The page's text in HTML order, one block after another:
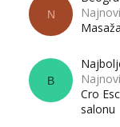
N
B
Cro
salonu